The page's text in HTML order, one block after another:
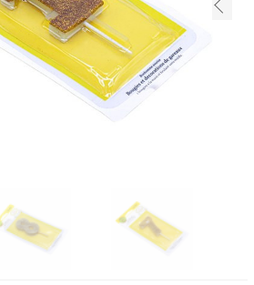
ثبت
ویترین امروز
شکلات و